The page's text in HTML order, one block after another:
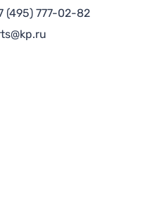
(495) 777-02-82